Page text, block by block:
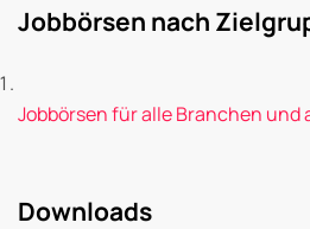
Jobbörsen nach
Jobbörsen für alle Branchen und
Downloads